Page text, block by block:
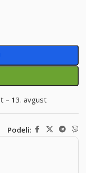
– 13. avgust
Podeli: